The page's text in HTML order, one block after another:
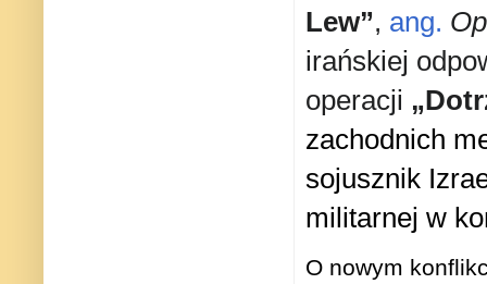
Lew”, ang.
irańskiej
operacji
zachodnich
sojusznik
militarnej w
O nowym